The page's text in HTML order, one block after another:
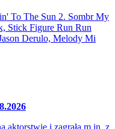
To The Sun 2. Sombr My
Stick Figure Run Run
Derulo, Melody Mi